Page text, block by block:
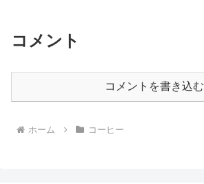
コメント
コメントを書き込む
ホーム コーヒー